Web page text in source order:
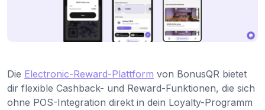
Die Electronic-Reward-Plattform von BonusQR bietet
dir flexible Cashback- und Reward-Funktionen, die sich
ohne POS-Integration direkt in dein Loyalty-Programm